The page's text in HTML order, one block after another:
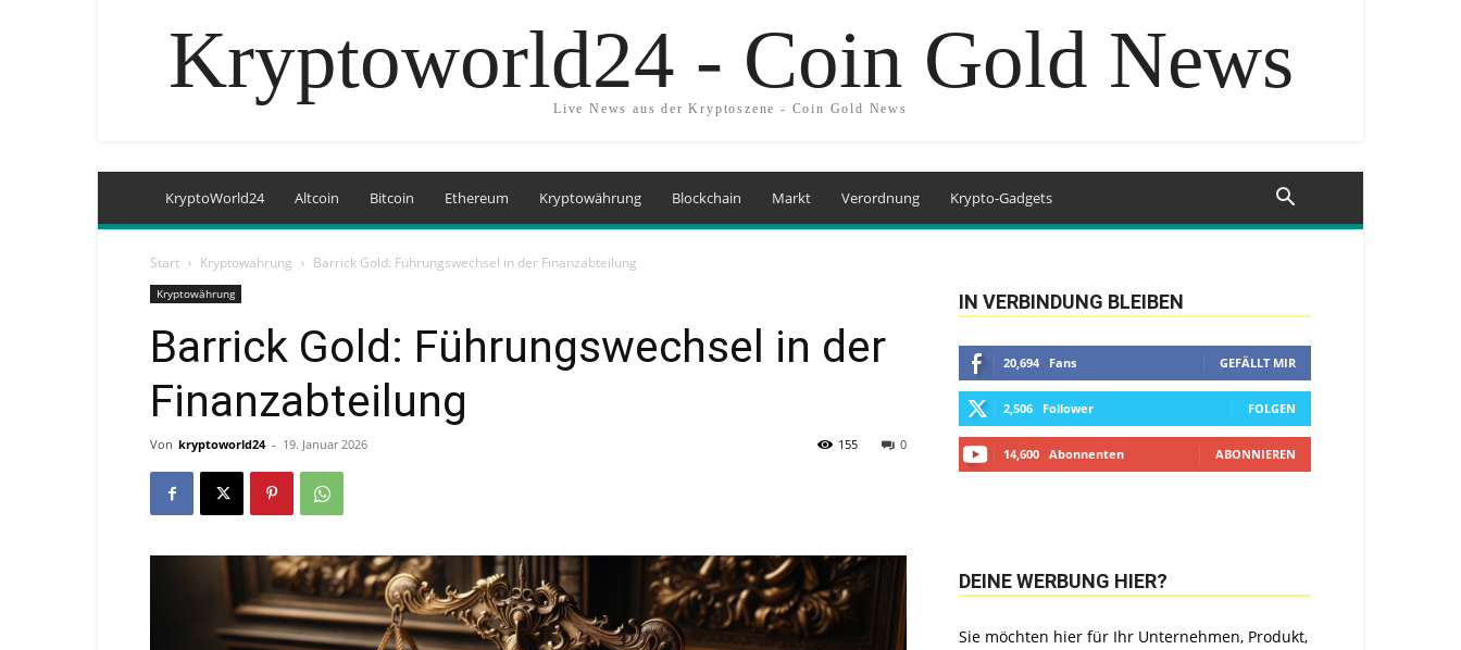
Kryptoworld24 - Coin Gold News
Live News aus der Kryptoszene - Coin Gold News
KryptoWorld24 Altcoin Bitcoin Ethereum Kryptowährung Blockchain Markt Verordnung Krypto-Gadgets
Start Kryptowährung Barrick Gold: Führungswechsel in der Finanzabteilung
Kryptowährung
Barrick Gold: Führungswechsel in der
Finanzabteilung
Von kryptoworld24 - 19. Januar 2026 0
155
IN VERBINDUNG BLEIBEN
20,694 Fans GEFÄLLT MIR
2,506 Follower FOLGEN
14,600 Abonnenten ABONNIEREN
DEINE WERBUNG HIER?
Sie möchten hier für Ihr Unternehmen, Produkt,